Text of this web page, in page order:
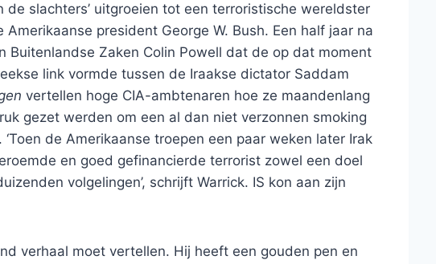
de slachters’ uitgroeien tot een terroristische wereldster
president George W. Bush. Een half jaar na
Buitenlandse Zaken Colin Powell dat de op dat moment
link vormde tussen de Iraakse dictator Saddam
vertellen hoge CIA-ambtenaren hoe ze maandenlang
gezet werden om een al dan niet verzonnen smoking
de Amerikaanse troepen een paar weken later Irak
en goed gefinancierde terrorist zowel een doel
volgelingen’, schrijft Warrick. IS kon aan zijn
verhaal moet vertellen. Hij heeft een gouden pen en